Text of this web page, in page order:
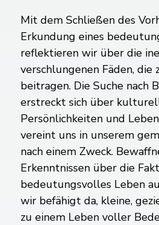
Mit dem Schließen des
Erkundung eines
reflektieren wir über die
verschlungenen Fäden, die
beitragen. Die Suche nach
erstreckt sich über
Persönlichkeiten und
vereint uns in unserem
nach einem Zweck.
Erkenntnissen über die
bedeutungsvolles Leben
wir befähigt da, kleine,
zu einem Leben voller